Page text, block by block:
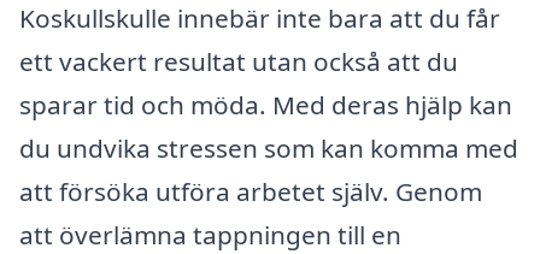
Koskullskulle innebär inte bara att du får
ett vackert resultat utan också att du
sparar tid och möda. Med deras hjälp kan
du undvika stressen som kan komma med
att försöka utföra arbetet själv. Genom
att överlämna tappningen till en